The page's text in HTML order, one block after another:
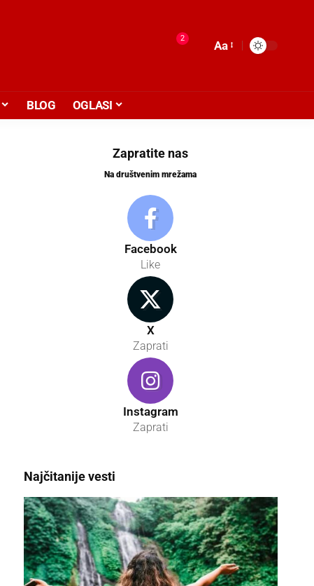
2
Aa
BLOG OGLASI
Zapratite nas
Na društvenim mrežama
Facebook
Like
X
Zaprati
Instagram
Zaprati
Najčitanije vesti